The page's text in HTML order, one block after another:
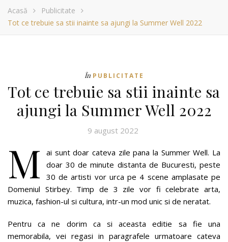
Acasă
Publicitate
Tot ce trebuie sa stii inainte sa ajungi la Summer Well 2022
În PUBLICITATE
Tot ce trebuie sa stii inainte sa
ajungi la Summer Well 2022
9 august 2022
M
ai sunt doar cateva zile pana la Summer Well. La
doar 30 de minute distanta de Bucuresti, peste
30 de artisti vor urca pe 4 scene amplasate pe
Domeniul Stirbey. Timp de 3 zile vor fi celebrate arta,
muzica, fashion-ul si cultura, intr-un mod unic si de neratat.
Pentru ca ne dorim ca si aceasta editie sa fie una
memorabila, vei regasi in paragrafele urmatoare cateva